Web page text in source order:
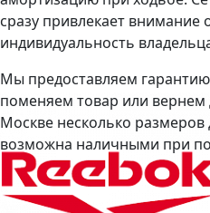
сразу привлекает
индивидуальность
Мы предоставляем
поменяем товар или вернем
Москве несколько
возможна наличными при